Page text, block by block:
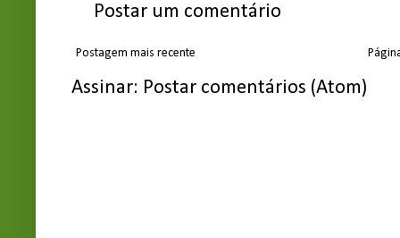
Postar um comentário
Postagem mais recente
Assinar: Postar comentários (Atom)